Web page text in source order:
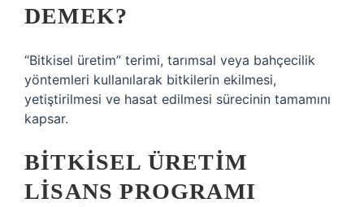
DEMEK?
“Bitkisel üretim” terimi, tarımsal veya bahçecilik
yöntemleri kullanılarak bitkilerin ekilmesi,
yetiştirilmesi ve hasat edilmesi sürecinin tamamını
kapsar.
BITKISEL ÜRETIM
LISANS PROGRAMI